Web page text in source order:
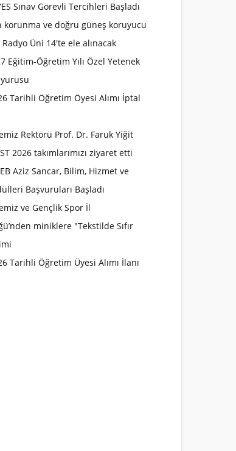
Sınav Görevli Tercihleri Başladı
korunma ve doğru güneş koruyucu
Radyo Üni 14'te ele alınacak
Eğitim-Öğretim Yılı Özel Yetenek
Tarihli Öğretim Öyesi Alımı İptal
Rektörü Prof. Dr. Faruk Yiğit
2026 takımlarımızı ziyaret etti
Aziz Sancar, Bilim, Hizmet ve
Başvuruları Başladı
ve Gençlik Spor İl
miniklere "Tekstilde Sıfır
Tarihli Öğretim Üyesi Alımı İlanı